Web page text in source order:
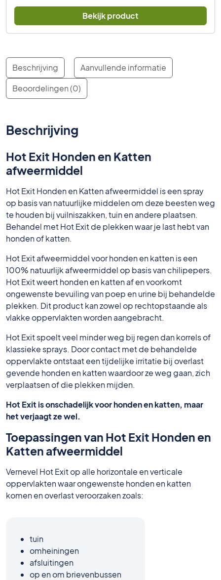
Bekijk product
Beschrijving
Aanvullende informatie
Beoordelingen (0)
Beschrijving
Hot Exit Honden en Katten
afweermiddel
Hot Exit Honden en Katten afweermiddel is een spray
op basis van natuurlijke middelen om deze beesten weg
te houden bij vuilniszakken, tuin en andere plaatsen.
Behandel met Hot Exit de plekken waar je last hebt van
honden of katten.
Hot Exit afweermiddel voor honden en katten is een
100% natuurlijk afweermiddel op basis van chilipepers.
Hot Exit weert honden en katten af en voorkomt
ongewenste bevuiling van poep en urine bij behandelde
plekken. Dit product kan zowel op rechtopstaande als
vlakke oppervlakten worden aangebracht.
Hot Exit spoelt veel minder weg bij regen dan korrels of
klassieke sprays. Door contact met de behandelde
oppervlakte ontstaat een tijdelijke irritatie bij overlast
gevende honden en katten waardoor ze weg gaan, zich
verplaatsen of die plekken mijden.
Hot Exit is onschadelijk voor honden en katten, maar
het verjaagt ze wel.
Toepassingen van Hot Exit Honden en
Katten afweermiddel
Vernevel Hot Exit op alle horizontale en verticale
oppervlakten waar ongewenste honden en katten
komen en overlast veroorzaken zoals:
tuin
omheiningen
afsluitingen
op en om brievenbussen